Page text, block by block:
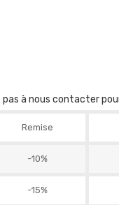
pas à nous contacter
Remise
-10%
-15%